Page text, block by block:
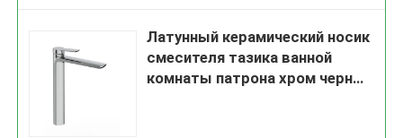
Латунный керамический носик
смесителя тазика ванной
комнаты патрона хром черный